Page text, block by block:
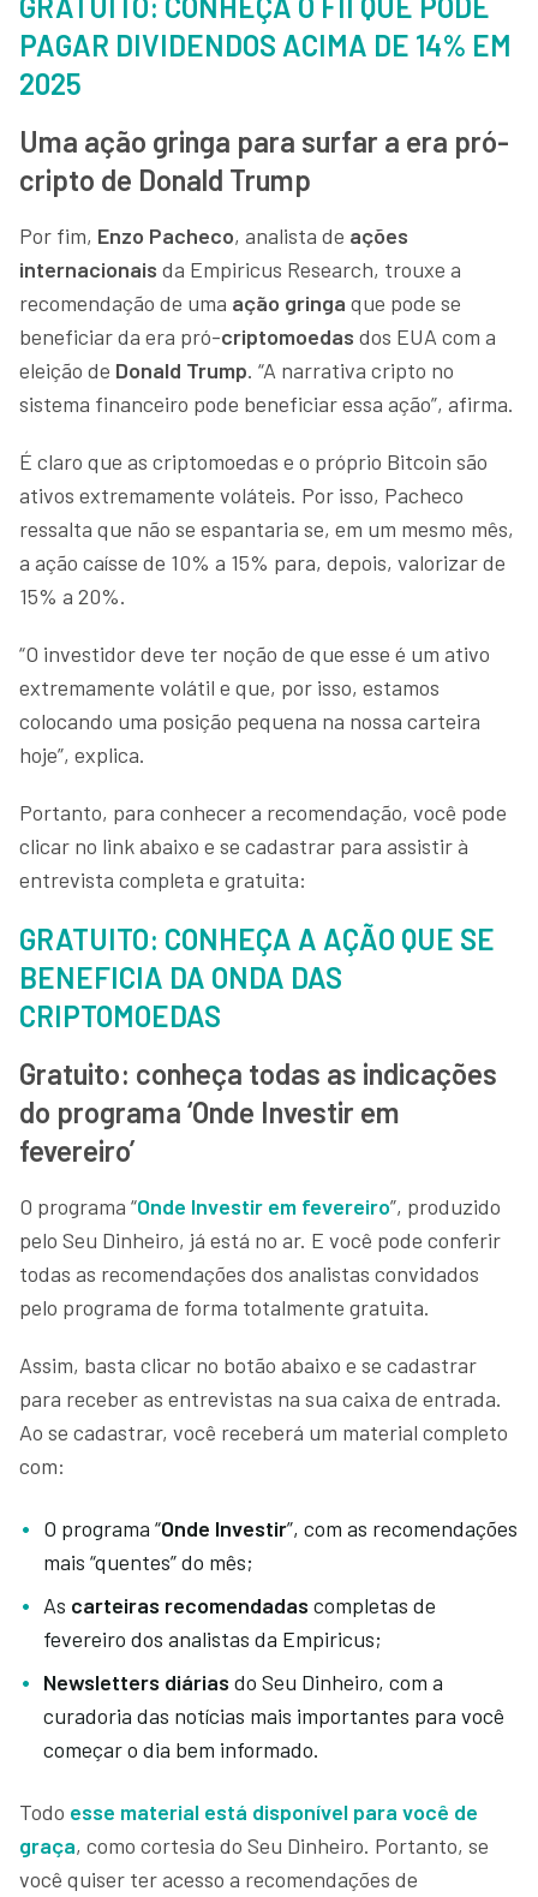
PAGAR DIVIDENDOS ACIMA DE 14% EM
2025
Uma ação gringa para surfar a era pró-
cripto de Donald Trump
Por fim, Enzo Pacheco, analista de ações
internacionais da Empiricus Research, trouxe a
recomendação de uma ação gringa que pode se
beneficiar da era pró-criptomoedas dos EUA com a
eleição de Donald Trump. “A narrativa cripto no
sistema financeiro pode beneficiar essa ação”, afirma.
É claro que as criptomoedas e o próprio Bitcoin são
ativos extremamente voláteis. Por isso, Pacheco
ressalta que não se espantaria se, em um mesmo mês,
a ação caísse de 10% a 15% para, depois, valorizar de
15% a 20%.
“O investidor deve ter noção de que esse é um ativo
extremamente volátil e que, por isso, estamos
colocando uma posição pequena na nossa carteira
hoje”, explica.
Portanto, para conhecer a recomendação, você pode
clicar no link abaixo e se cadastrar para assistir à
entrevista completa e gratuita:
GRATUITO: CONHEÇA A AÇÃO QUE SE
BENEFICIA DA ONDA DAS
CRIPTOMOEDAS
Gratuito: conheça todas as indicações
do programa ‘Onde Investir em
fevereiro’
O programa “Onde Investir em fevereiro”, produzido
pelo Seu Dinheiro, já está no ar. E você pode conferir
todas as recomendações dos analistas convidados
pelo programa de forma totalmente gratuita.
Assim, basta clicar no botão abaixo e se cadastrar
para receber as entrevistas na sua caixa de entrada.
Ao se cadastrar, você receberá um material completo
com:
O programa “Onde Investir”, com as recomendações
mais “quentes” do mês;
As carteiras recomendadas completas de
fevereiro dos analistas da Empiricus;
Newsletters diárias do Seu Dinheiro, com a
curadoria das notícias mais importantes para você
começar o dia bem informado.
Todo esse material está disponível para você de
graça, como cortesia do Seu Dinheiro. Portanto, se
você quiser ter acesso a recomendações de